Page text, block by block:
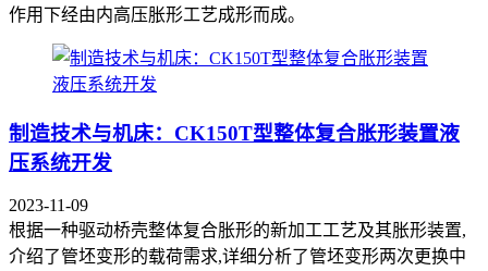
作用下经由内高压胀形工艺成形而成。
制造技术与机床：CK150T型整体复合胀形装置液
压系统开发
2023-11-09
根据一种驱动桥壳整体复合胀形的新加工工艺及其胀形装置,
介绍了管坯变形的载荷需求,详细分析了管坯变形两次更换中